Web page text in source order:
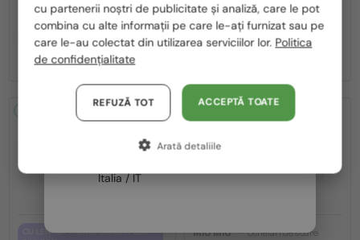
MU A55S - ​1BC90Q - ​57
1 636 RON
-8%
1 506 RON
MU 11ZS - 16K01O - 51
1 133 RON
CU LENTILĂ MONOFOCALĂ PLUS
MIU MIU—Ochelari de soare
Polska / PL
Magyarország / HU
United Arab Emirates / EN
Austria / AT
Germania / DE
Franța / FR
Italia / IT
cu partenerii noștri de publicitate și analiză, care le pot
combina cu alte informații pe care le-ați furnizat sau pe
care le-au colectat din utilizarea serviciilor lor. Politica
de confidențialitate
ACCEPTĂ TOATE
REFUZĂ TOT
Arată detaliile